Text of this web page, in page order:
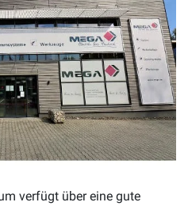
verfügt über eine gute